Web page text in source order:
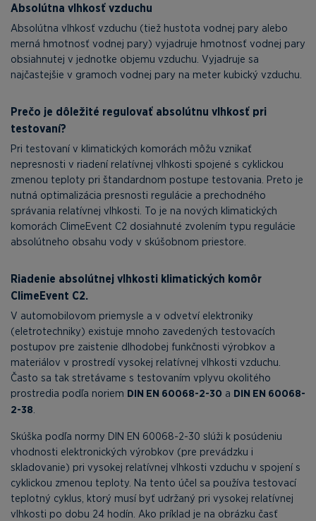
Absolútna vlhkosť vzduchu
Absolútna vlhkosť vzduchu (tiež hustota vodnej pary alebo
merná hmotnosť vodnej pary) vyjadruje hmotnosť vodnej pary
obsiahnutej v jednotke objemu vzduchu. Vyjadruje sa
najčastejšie v gramoch vodnej pary na meter kubický vzduchu.
Prečo je dôležité regulovať absolútnu vlhkosť pri
testovaní?
Pri testovaní v klimatických komorách môžu vznikať
nepresnosti v riadení relatívnej vlhkosti spojené s cyklickou
zmenou teploty pri štandardnom postupe testovania. Preto je
nutná optimalizácia presnosti regulácie a prechodného
správania relatívnej vlhkosti. To je na nových klimatických
komorách ClimeEvent C2 dosiahnuté zvolením typu regulácie
absolútneho obsahu vody v skúšobnom priestore.
Riadenie absolútnej vlhkosti klimatických komôr
ClimeEvent C2.
V automobilovom priemysle a v odvetví elektroniky
(eletrotechniky) existuje mnoho zavedených testovacích
postupov pre zaistenie dlhodobej funkčnosti výrobkov a
materiálov v prostredí vysokej relatívnej vlhkosti vzduchu.
Často sa tak stretávame s testovaním vplyvu okolitého
prostredia podľa noriem DIN EN 60068-2-30 a DIN EN 60068-
2-38
Skúška podľa normy DIN EN 60068-2-30 slúži k posúdeniu
vhodnosti elektronických výrobkov (pre prevádzku i
skladovanie) pri vysokej relatívnej vlhkosti vzduchu v spojení s
cyklickou zmenou teploty. Na tento účel sa používa testovací
teplotný cyklus, ktorý musí byť udržaný pri vysokej relatívnej
vlhkosti po dobu 24 hodín. Ako príklad je na obrázku časť